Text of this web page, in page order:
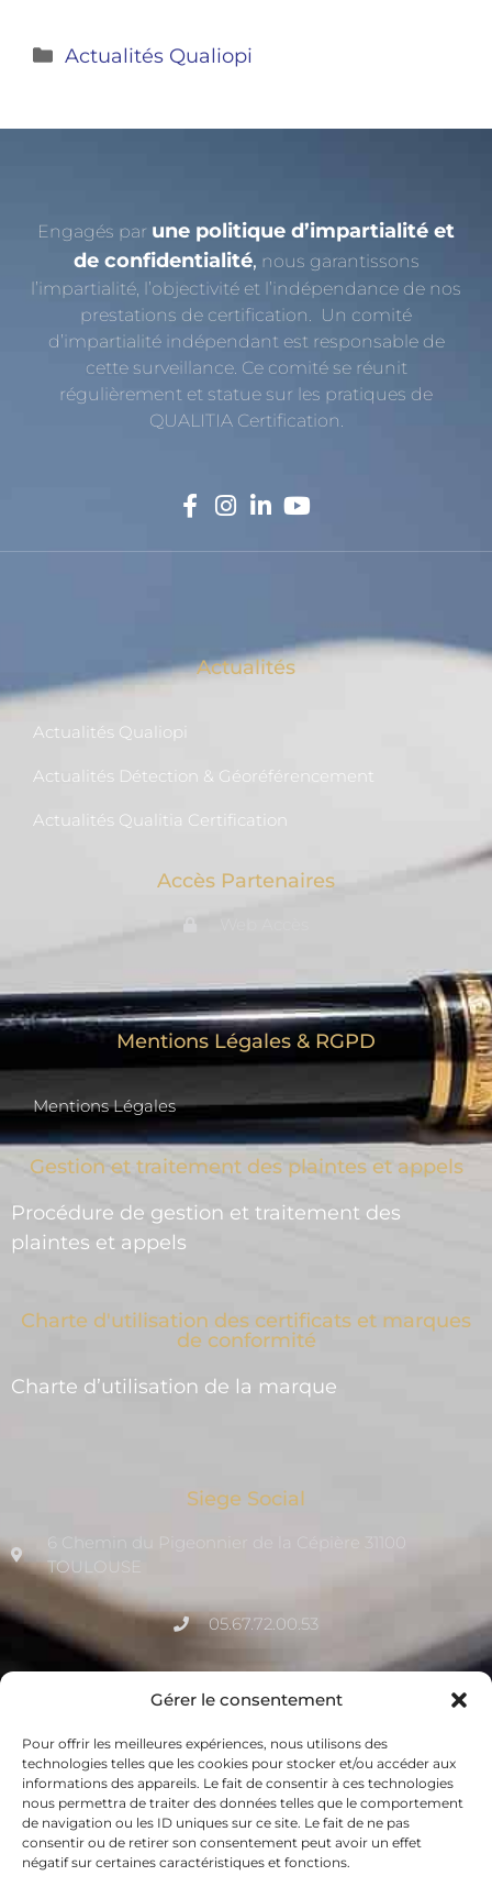
Gérer le consentement
Pour offrir les meilleures expériences, nous utilisons des
technologies telles que les cookies pour stocker et/ou accéder aux
informations des appareils. Le fait de consentir à ces technologies
nous permettra de traiter des données telles que le comportement
de navigation ou les ID uniques sur ce site. Le fait de ne pas
consentir ou de retirer son consentement peut avoir un effet
négatif sur certaines caractéristiques et fonctions.
Actualités Qualiopi
Engagés par une politique d’impartialité et
de confidentialité, nous garantissons
l’impartialité, l’objectivité et l’indépendance de nos
prestations de certification. Un comité
d’impartialité indépendant est responsable de
cette surveillance. Ce comité se réunit
régulièrement et statue sur les pratiques de
QUALITIA Certification.
Actualités
Actualités Qualiopi
Actualités Détection & Géoréférencement
Actualités Qualitia Certification
Accès Partenaires
Mentions Légales & RGPD
Mentions Légales
Gestion et traitement des plaintes et appels
Procédure de gestion et traitement des
plaintes et appels
Charte d'utilisation des certificats et marques
de conformité
Charte d’utilisation de la marque
Siege Social
6 Chemin du Pigeonnier de la Cépière 31100
TOULOUSE
05.67.72.00.53
La Newsletter de Qualitia
Inscrivez vous à notre newsletter mensuelle pour suivre
toute l’actualité : webinaires, événements, dernières
nouvelles etc…